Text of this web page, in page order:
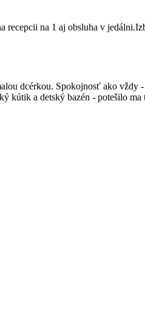
na 1 aj obsluha v
dcérkou. Spokojnosť ako
kútik a detský bazén - potešilo